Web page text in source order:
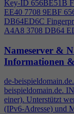
Key-ID 656BE51B
EE40 7708 9EBF
DB64ED6C
A4A8 3708 DB64
Nameserver &
Informationen
de-
beispieldomain.de.
einer). Unterstützt
(IPv6-Adresse) und